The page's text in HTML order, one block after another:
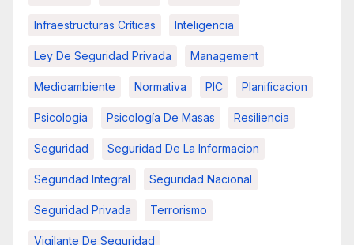
Infraestructuras Críticas Inteligencia
Ley De Seguridad Privada Management
Medioambiente Normativa PIC Planificacion
Psicologia Psicología De Masas Resiliencia
Seguridad Seguridad De La Informacion
Seguridad Integral Seguridad Nacional
Seguridad Privada Terrorismo
Vigilante De Seguridad